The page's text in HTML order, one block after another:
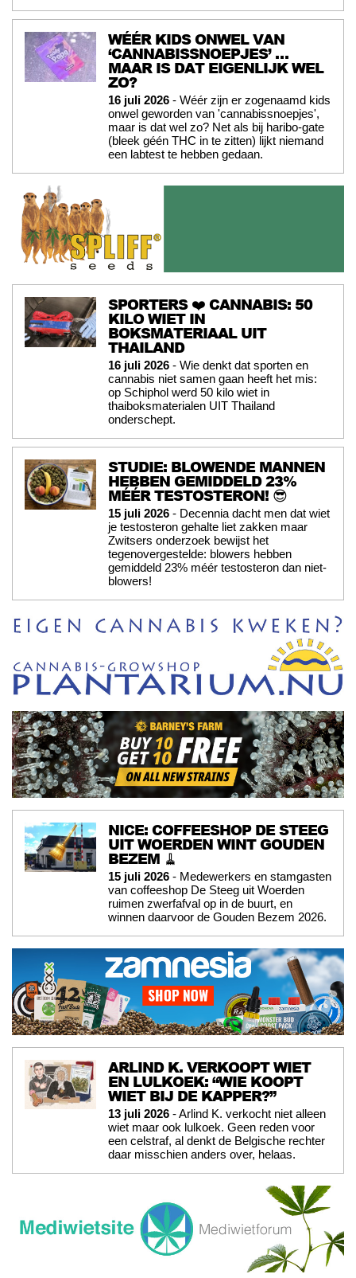
WÉÉR KIDS ONWEL VAN
‘CANNABISSNOEPJES’ …
MAAR IS DAT EIGENLIJK WEL
ZO?
16 juli 2026 - Wéér zijn er zogenaamd kids
onwel geworden van 'cannabissnoepjes',
maar is dat wel zo? Net als bij haribo-gate
(bleek géén THC in te zitten) lijkt niemand
een labtest te hebben gedaan.
SPORTERS ❤️ CANNABIS: 50
KILO WIET IN
BOKSMATERIAAL UIT
THAILAND
16 juli 2026 - Wie denkt dat sporten en
cannabis niet samen gaan heeft het mis:
op Schiphol werd 50 kilo wiet in
thaiboksmaterialen UIT Thailand
onderschept.
STUDIE: BLOWENDE MANNEN
HEBBEN GEMIDDELD 23%
MÉÉR TESTOSTERON! 😎
15 juli 2026 - Decennia dacht men dat wiet
je testosteron gehalte liet zakken maar
Zwitsers onderzoek bewijst het
tegenovergestelde: blowers hebben
gemiddeld 23% méér testosteron dan niet-
blowers!
NICE: COFFEESHOP DE STEEG
UIT WOERDEN WINT GOUDEN
BEZEM 🧹
15 juli 2026 - Medewerkers en stamgasten
van coffeeshop De Steeg uit Woerden
ruimen zwerfafval op in de buurt, en
winnen daarvoor de Gouden Bezem 2026.
ARLIND K. VERKOOPT WIET
EN LULKOEK: “WIE KOOPT
WIET BIJ DE KAPPER?”
13 juli 2026 - Arlind K. verkocht niet alleen
wiet maar ook lulkoek. Geen reden voor
een celstraf, al denkt de Belgische rechter
daar misschien anders over, helaas.